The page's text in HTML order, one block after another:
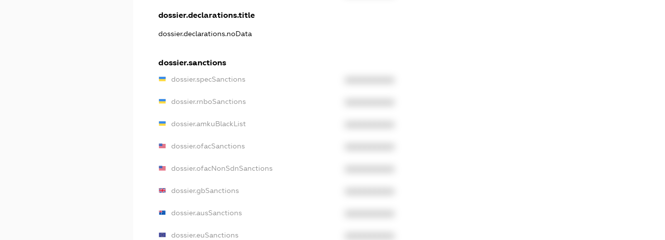
dossier.declarations.title
dossier.declarations.noData
dossier.sanctions
dossier.specSanctions
dossier.rnboSanctions
dossier.amkuBlackList
dossier.ofacSanctions
dossier.ofacNonSdnSanctions
dossier.gbSanctions
dossier.ausSanctions
dossier.euSanctions